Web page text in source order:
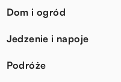
Dom i ogród
Jedzenie i napoje
Podróże